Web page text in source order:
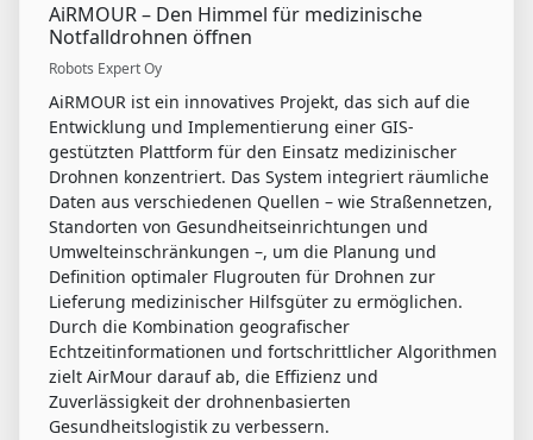
AiRMOUR – Den Himmel für medizinische
Notfalldrohnen öffnen
Robots Expert Oy
AiRMOUR ist ein innovatives Projekt, das sich auf die
Entwicklung und Implementierung einer GIS-
gestützten Plattform für den Einsatz medizinischer
Drohnen konzentriert. Das System integriert räumliche
Daten aus verschiedenen Quellen – wie Straßennetzen,
Standorten von Gesundheitseinrichtungen und
Umwelteinschränkungen –, um die Planung und
Definition optimaler Flugrouten für Drohnen zur
Lieferung medizinischer Hilfsgüter zu ermöglichen.
Durch die Kombination geografischer
Echtzeitinformationen und fortschrittlicher Algorithmen
zielt AirMour darauf ab, die Effizienz und
Zuverlässigkeit der drohnenbasierten
Gesundheitslogistik zu verbessern.